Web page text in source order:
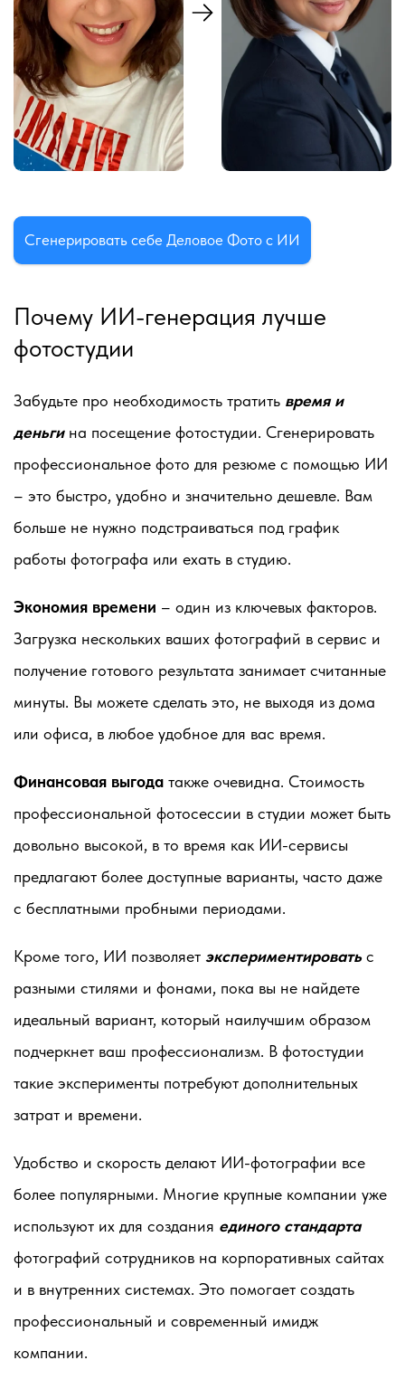
Сгенерировать себе Деловое Фото с ИИ
Почему ИИ-генерация лучше
фотостудии
Забудьте про необходимость тратить время и
деньгина посещение фотостудии. Сгенерировать
профессиональное фото для резюме с помощью ИИ
– это быстро, удобно и значительно дешевле. Вам
больше не нужно подстраиваться под график
работы фотографа или ехать в студию.
Экономия времени – один из ключевых факторов.
Загрузка нескольких ваших фотографий в сервис и
получение готового результата занимает считанные
минуты. Вы можете сделать это, не выходя из дома
или офиса, в любое удобное для вас время.
Финансовая выгода также очевидна. Стоимость
профессиональной фотосессии в студии может быть
довольно высокой, в то время как ИИ-сервисы
предлагают более доступные варианты, часто даже
с бесплатными пробными периодами.
Кроме того, ИИ позволяет экспериментироватьс
разными стилями и фонами, пока вы не найдете
идеальный вариант, который наилучшим образом
подчеркнет ваш профессионализм. В фотостудии
такие эксперименты потребуют дополнительных
затрат и времени.
Удобство и скорость делают ИИ-фотографии все
более популярными. Многие крупные компании уже
используют их для создания единого стандарта
фотографий сотрудников на корпоративных сайтах
и в внутренних системах. Это помогает создать
профессиональный и современный имидж
компании.